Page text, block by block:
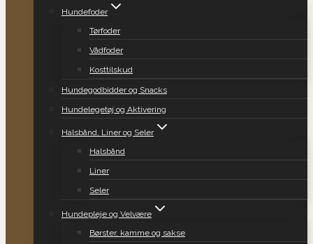
Hundefoder
Tørfoder
Vådfoder
Kosttilskud
Hundegodbidder og Snacks
Hundelegetøj og Aktivering
Halsbånd, Liner og Seler
Halsbånd
Liner
Seler
Hundepleje og Velvære
Børster, kamme og sakse